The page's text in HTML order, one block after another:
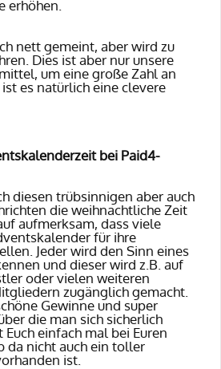
erhöhen.
nett gemeint, aber wird zu
Dies ist aber nur unsere
um eine große Zahl an
es natürlich eine clevere
bei Paid4-
diesen trübsinnigen aber auch
die weihnachtliche Zeit
aufmerksam, dass viele
für ihre
Jeder wird den Sinn eines
und dieser wird z.B. auf
oder vielen weiteren
zugänglich gemacht.
Gewinne und super
die man sich sicherlich
einfach mal bei Euren
da nicht auch ein toller
ist.